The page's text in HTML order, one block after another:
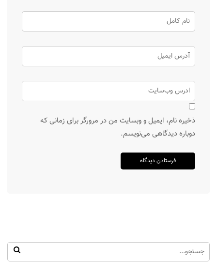
ذخیره نام، ایمیل و وبسایت من در مرورگر برای زمانی که
دوباره دیدگاهی می‌نویسم.